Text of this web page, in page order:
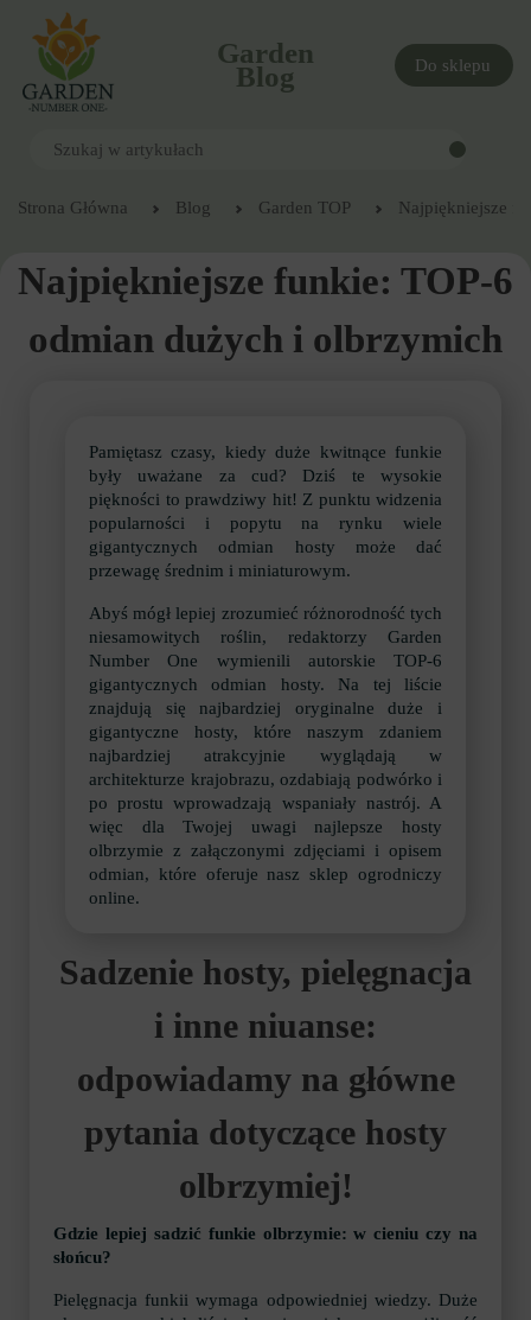
Garden
Blog Do sklepu
Strona Główna Blog Garden TOP Najpiękniejsze
Najpiękniejsze funkie: TOP-6
odmian dużych i olbrzymich
Pamiętasz czasy, kiedy duże kwitnące funkie
były uważane za cud? Dziś te wysokie
piękności to prawdziwy hit! Z punktu widzenia
popularności i popytu na rynku wiele
gigantycznych odmian hosty może dać
przewagę średnim i miniaturowym.
Abyś mógł lepiej zrozumieć różnorodność tych
niesamowitych roślin, redaktorzy Garden
Number One wymienili autorskie TOP-6
gigantycznych odmian hosty. Na tej liście
znajdują się najbardziej oryginalne duże i
gigantyczne hosty, które naszym zdaniem
najbardziej atrakcyjnie wyglądają w
architekturze krajobrazu, ozdabiają podwórko i
po prostu wprowadzają wspaniały nastrój. A
więc dla Twojej uwagi najlepsze hosty
olbrzymie z załączonymi zdjęciami i opisem
odmian, które oferuje nasz sklep ogrodniczy
online.
Sadzenie hosty, pielęgnacja
i inne niuanse:
odpowiadamy na główne
pytania dotyczące hosty
olbrzymiej!
Gdzie lepiej sadzić funkie olbrzymie: w cieniu czy na
słońcu?
Pielęgnacja funkii wymaga odpowiedniej wiedzy. Duże